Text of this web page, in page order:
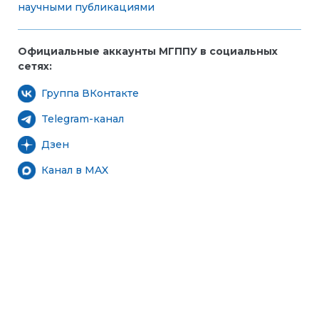
научными публикациями
Официальные аккаунты МГППУ в социальных
сетях:
Группа ВКонтакте
Telegram-канал
Дзен
Канал в MAX